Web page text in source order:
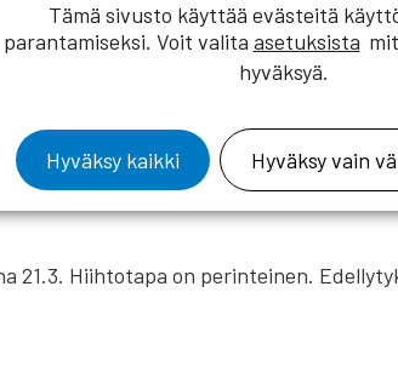
21.3. Hiihtotapa on perinteinen.
Tämä sivusto käyttää evästeitä
parantamiseksi. Voit valita asetuksista
hyväksyä.
Hyväksy kaikki Hyväksy vain